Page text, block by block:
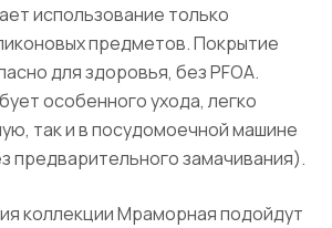
использование только
предметов. Покрытие
для здоровья, без PFOA.
особенного ухода, легко
так и в посудомоечной машине
предварительного замачивания).
коллекции Мраморная подойдут